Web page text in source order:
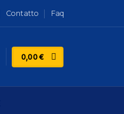
Contatto Faq
0,00€